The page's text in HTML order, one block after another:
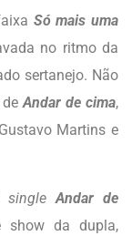
Só mais uma
no ritmo da
sertanejo. Não
deAndar de cima,
Martins e
single Andar de
show da dupla,